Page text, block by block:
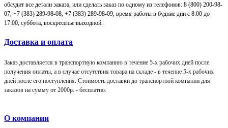
обсудит все детали заказа, или сделать заказ по одному из телефонов: 8 (800) 200-98-
07, +7 (383) 289-98-08, +7 (383) 289-98-09, время работы в будние дни с 8:00 до
17:00, суббота, воскресенье выходной.
Доставка и оплата
Заказ доставляется в транспортную компанию в течение 5-х рабочих дней после
получения оплаты, а в случае отсутствия товара на складе - в течение 5-х рабочих
дней после его поступления. Стоимость доставки до транспортной компании для
заказов на сумму от 2000р. - бесплатно.
О компании